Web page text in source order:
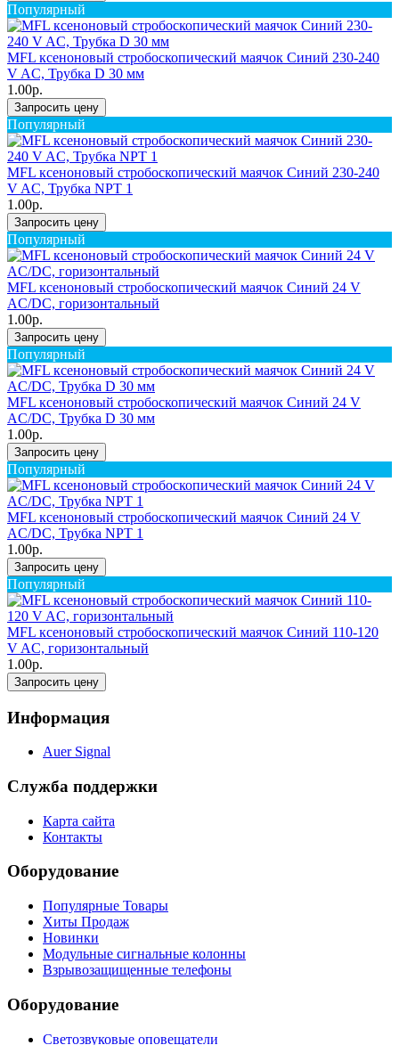
Популярный
MFL ксеноновый стробоскопический маячок Синий 230-240
V AC, Трубка D 30 мм
1.00р.
Запросить цену
Популярный
MFL ксеноновый стробоскопический маячок Синий 230-240
V AC, Трубка NPT 1
1.00р.
Запросить цену
Популярный
MFL ксеноновый стробоскопический маячок Синий 24 V
AC/DC, горизонтальный
1.00р.
Запросить цену
Популярный
MFL ксеноновый стробоскопический маячок Синий 24 V
AC/DC, Трубка D 30 мм
1.00р.
Запросить цену
Популярный
MFL ксеноновый стробоскопический маячок Синий 24 V
AC/DC, Трубка NPT 1
1.00р.
Запросить цену
Популярный
MFL ксеноновый стробоскопический маячок Синий 110-120
V AC, горизонтальный
1.00р.
Запросить цену
Информация
Auer Signal
Служба поддержки
Карта сайта
Контакты
Оборудование
Популярные Товары
Хиты Продаж
Новинки
Модульные сигнальные колонны
Взрывозащищенные телефоны
Оборудование
Светозвуковые оповещатели